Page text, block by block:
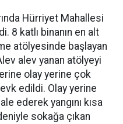
Hürriyet Mahallesi
8 katlı binanın en alt
atölyesinde başlayan
alev yanan atölyeyi
olay yerine çok
edildi. Olay yerine
ederek yangını kısa
sokağa çıkan